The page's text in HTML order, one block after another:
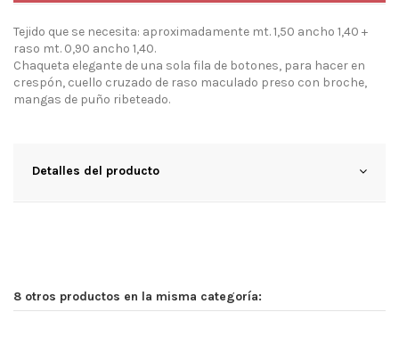
Tejido que se necesita: aproximadamente mt. 1,50 ancho 1,40 +
raso mt. 0,90 ancho 1,40.
Chaqueta elegante de una sola fila de botones, para hacer en
crespón, cuello cruzado de raso maculado preso con broche,
mangas de puño ribeteado.
Detalles del producto
8 otros productos en la misma categoría: